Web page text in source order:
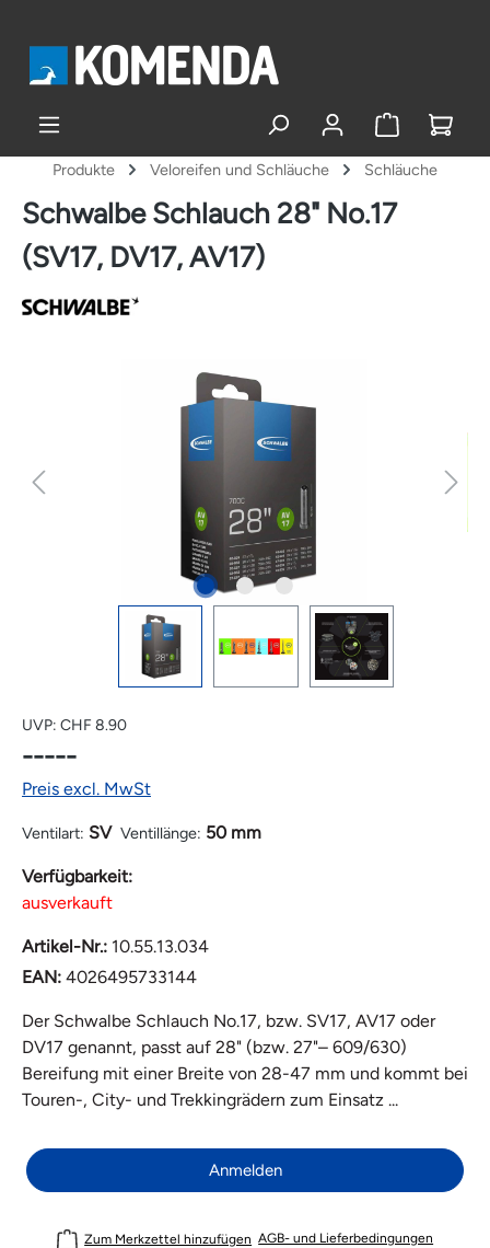
Produkte Veloreifen und Schläuche Schläuche
Schwalbe Schlauch 28" No.17
(SV17, DV17, AV17)
Bildergalerie überspringen
UVP: CHF 8.90
-----
Preis excl. MwSt
Ventilart: SV Ventillänge: 50 mm
Verfügbarkeit:
ausverkauft
Artikel-Nr.: 10.55.13.034
EAN: 4026495733144
Der Schwalbe Schlauch No.17, bzw. SV17, AV17 oder
DV17 genannt, passt auf 28" (bzw. 27"– 609/630)
Bereifung mit einer Breite von 28-47 mm und kommt bei
Touren-, City- und Trekkingrädern zum Einsatz ...
Anmelden
Zum Merkzettel hinzufügen AGB- und Lieferbedingungen